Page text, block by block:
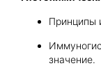
Принципы
значение.